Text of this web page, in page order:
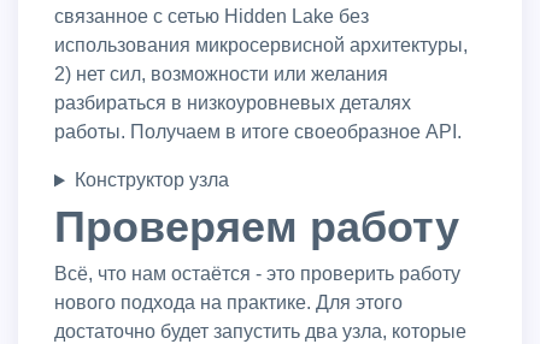
связанное с сетью Hidden Lake без
использования микросервисной архитектуры,
2) нет сил, возможности или желания
разбираться в низкоуровневых деталях
работы. Получаем в итоге своеобразное API.
Конструктор узла
Проверяем работу
Всё, что нам остаётся - это проверить работу
нового подхода на практике. Для этого
достаточно будет запустить два узла, которые